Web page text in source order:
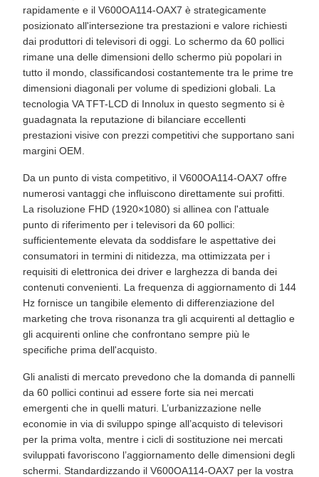
rapidamente e il V600OA114-OAX7 è strategicamente
posizionato all'intersezione tra prestazioni e valore richiesti
dai produttori di televisori di oggi. Lo schermo da 60 pollici
rimane una delle dimensioni dello schermo più popolari in
tutto il mondo, classificandosi costantemente tra le prime tre
dimensioni diagonali per volume di spedizioni globali. La
tecnologia VA TFT-LCD di Innolux in questo segmento si è
guadagnata la reputazione di bilanciare eccellenti
prestazioni visive con prezzi competitivi che supportano sani
margini OEM.
Da un punto di vista competitivo, il V600OA114-OAX7 offre
numerosi vantaggi che influiscono direttamente sui profitti.
La risoluzione FHD (1920×1080) si allinea con l'attuale
punto di riferimento per i televisori da 60 pollici:
sufficientemente elevata da soddisfare le aspettative dei
consumatori in termini di nitidezza, ma ottimizzata per i
requisiti di elettronica dei driver e larghezza di banda dei
contenuti convenienti. La frequenza di aggiornamento di 144
Hz fornisce un tangibile elemento di differenziazione del
marketing che trova risonanza tra gli acquirenti al dettaglio e
gli acquirenti online che confrontano sempre più le
specifiche prima dell'acquisto.
Gli analisti di mercato prevedono che la domanda di pannelli
da 60 pollici continui ad essere forte sia nei mercati
emergenti che in quelli maturi. L’urbanizzazione nelle
economie in via di sviluppo spinge all’acquisto di televisori
per la prima volta, mentre i cicli di sostituzione nei mercati
sviluppati favoriscono l’aggiornamento delle dimensioni degli
schermi. Standardizzando il V600OA114-OAX7 per la vostra